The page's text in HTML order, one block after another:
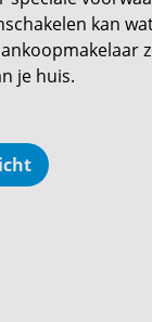
kan
je huis.